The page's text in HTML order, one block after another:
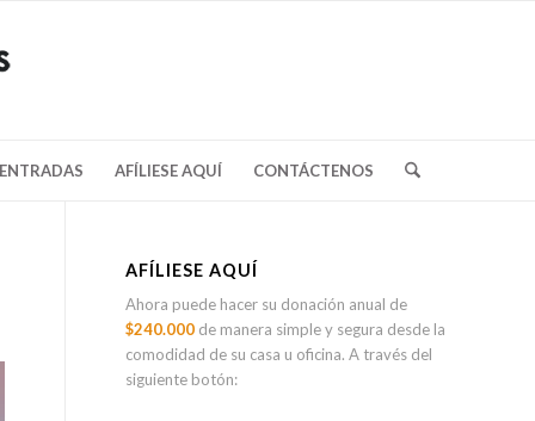
AFÍLIESE AQUÍ CONTÁCTENOS
AFÍLIESE AQUÍ
Ahora puede hacer su donación anual de
$240.000 de manera simple y segura desde la
comodidad de su casa u oficina. A través del
siguiente botón: